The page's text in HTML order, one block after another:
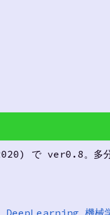
で ver0.8。多